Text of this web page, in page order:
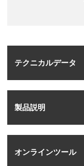
テクニカルデータ
製品説明
オンラインツール